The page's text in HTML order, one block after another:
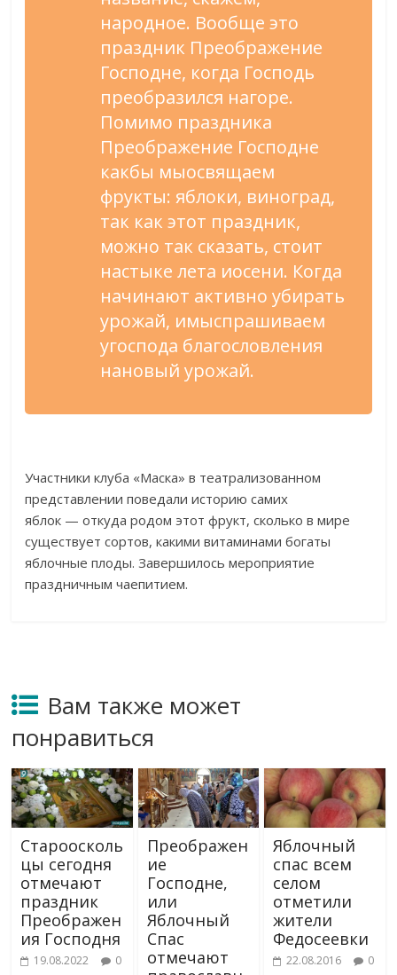
народное. Вообще это
праздник Преображение
Господне, когда Господь
преобразился нагоре.
Помимо праздника
Преображение Господне
какбы мыосвящаем
фрукты: яблоки, виноград,
так как этот праздник,
можно так сказать, стоит
настыке лета иосени. Когда
начинают активно убирать
урожай, имыспрашиваем
угоспода благословления
нановый урожай.
Участники клуба «Маска» в театрализованном
представлении поведали историю самих
яблок — откуда родом этот фрукт, сколько в мире
существует сортов, какими витаминами богаты
яблочные плоды. Завершилось мероприятие
праздничным чаепитием.
Вам также может
понравиться
Староосколь
цы сегодня
отмечают
праздник
Преображен
ия Господня
19.08.2022
0
Преображен
ие
Господне,
или
Яблочный
Спас
отмечают
Яблочный
спас всем
селом
отметили
жители
Федосеевки
22.08.2016
0